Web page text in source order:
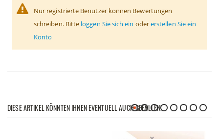
Nur registrierte Benutzer können Bewertungen
schreiben. Bitte loggen Sie sich ein odererstellen Sie ein
Konto
DIESE ARTIKEL KÖNNTEN IHNEN EVENTUELL AUCH GEFALLEN!